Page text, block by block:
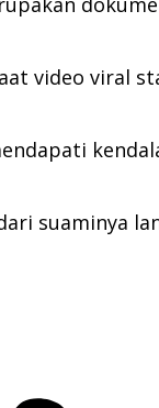
video viral
suaminya